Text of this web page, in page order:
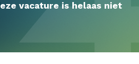
vacature is helaas niet